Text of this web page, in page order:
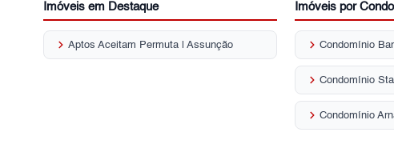
Imóveis em Destaque
keyboard_arrow_right Aptos Aceitam Permuta | Assunção
Imóveis por
keyboard_arrow_rightCondomínio
keyboard_arrow_rightCondomínio
keyboard_arrow_right